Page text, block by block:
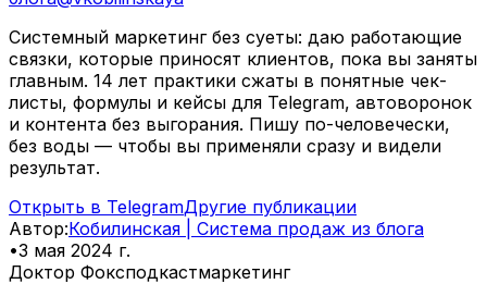
Системный маркетинг без суеты: даю работающие
связки, которые приносят клиентов, пока вы заняты
главным. 14 лет практики сжаты в понятные чек-
листы, формулы и кейсы для Telegram, автоворонок
и контента без выгорания. Пишу по-человечески,
без воды — чтобы вы применяли сразу и видели
результат.
Открыть в TelegramДругие публикации
Автор:Кобилинская | Система продаж из блога
•3 мая 2024 г.
Доктор Фоксподкастмаркетинг